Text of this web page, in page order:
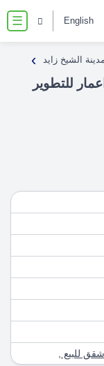
☰ English
مدينة الشيخ زايد ›
للتطوير
شقق للبيع